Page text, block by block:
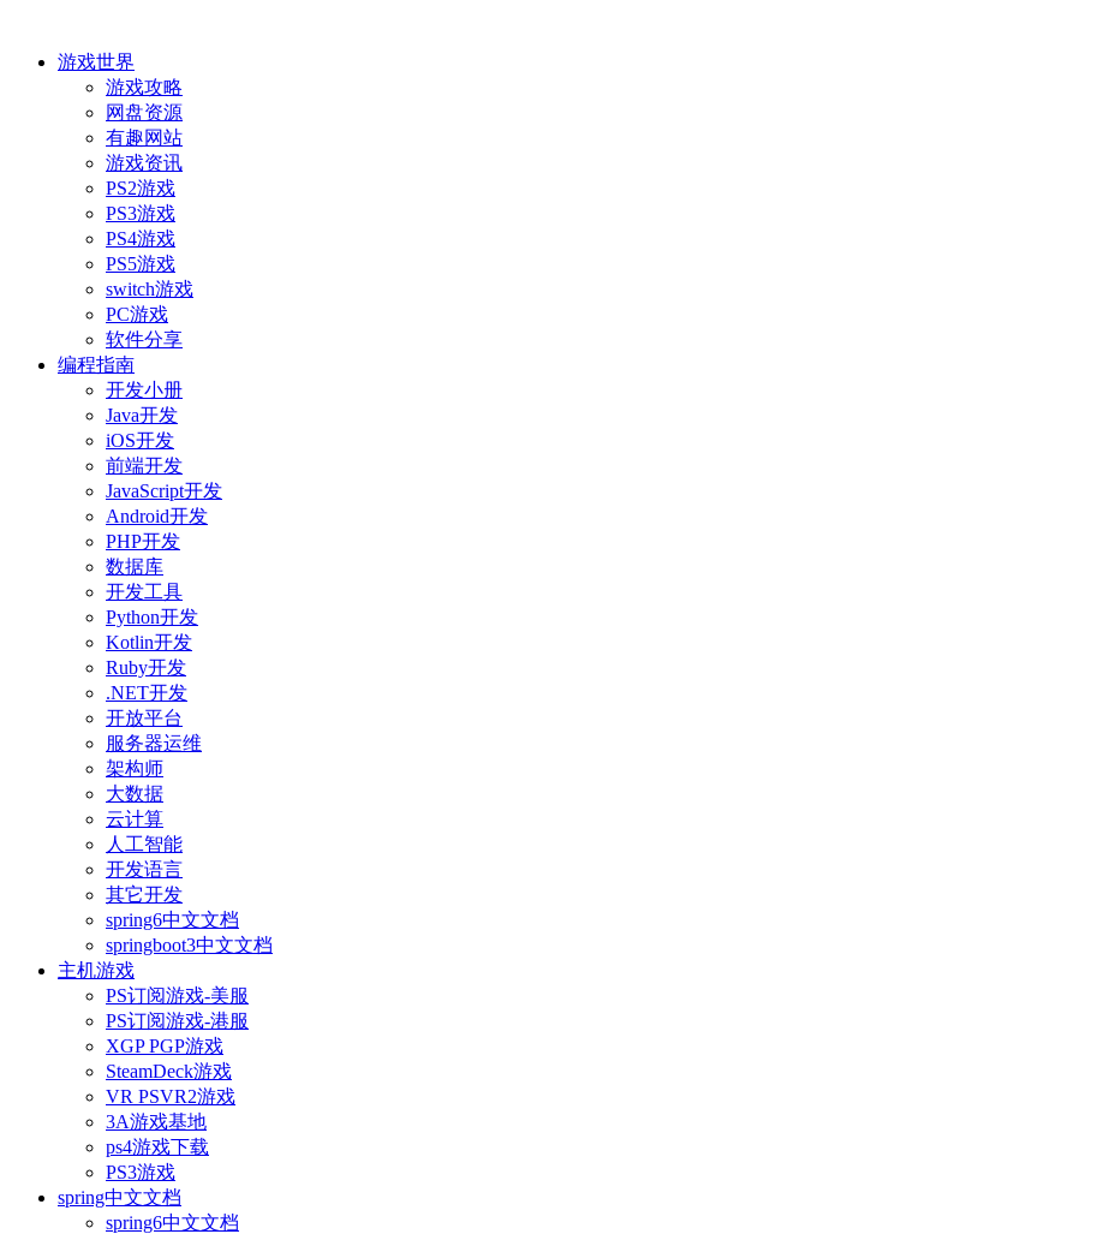
游戏世界
游戏攻略
网盘资源
有趣网站
游戏资讯
PS2游戏
PS3游戏
PS4游戏
PS5游戏
switch游戏
PC游戏
软件分享
编程指南
开发小册
Java开发
iOS开发
前端开发
JavaScript开发
Android开发
PHP开发
数据库
开发工具
Python开发
Kotlin开发
Ruby开发
.NET开发
开放平台
服务器运维
架构师
大数据
云计算
人工智能
开发语言
其它开发
spring6中文文档
springboot3中文文档
主机游戏
PS订阅游戏-美服
PS订阅游戏-港服
XGP PGP游戏
SteamDeck游戏
VR PSVR2游戏
3A游戏基地
ps4游戏下载
PS3游戏
spring中文文档
spring6中文文档